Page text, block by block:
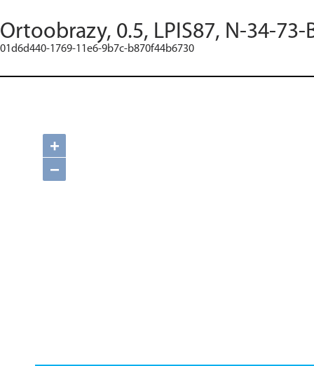
Ortoobrazy, 0.5, LPIS87, N-34-73-
01d6d440-1769-11e6-9b7c-b870f44b6730
+
−